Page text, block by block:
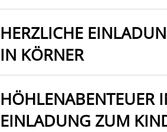
HERZLICHE
IN KÖRNER
HÖHLENABENTEUER
EINLADUNG ZUM